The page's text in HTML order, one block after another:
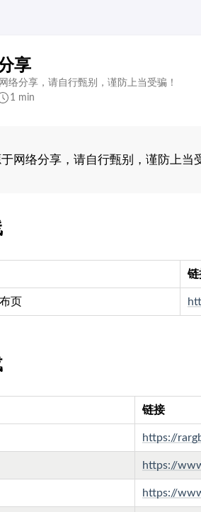
享
络分享，请自行甄别，谨防上当受骗！
1 min
网络分享，请自行甄别，谨防上当
链
页
链接
https://
https://
https://